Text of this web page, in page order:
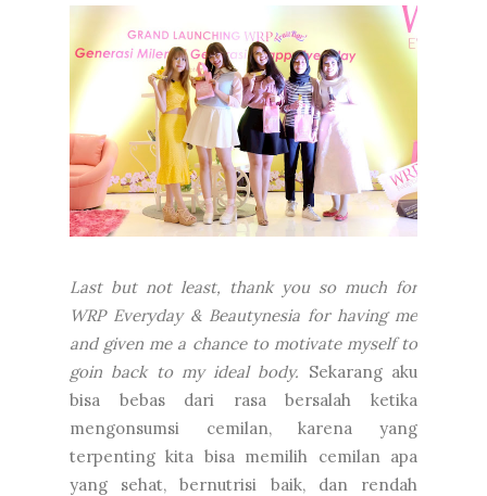
Last but not least, thank you so much for
WRP Everyday & Beautynesia for having me
and given me a chance to motivate myself to
goin back to my ideal body. Sekarang aku
bisa bebas dari rasa bersalah ketika
mengonsumsi cemilan, karena yang
terpenting kita bisa memilih cemilan apa
yang sehat, bernutrisi baik, dan rendah